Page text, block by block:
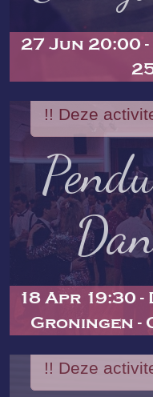
27 Jun 20:00
!! Deze
18 Apr 19:30
Groningen -
!! Deze